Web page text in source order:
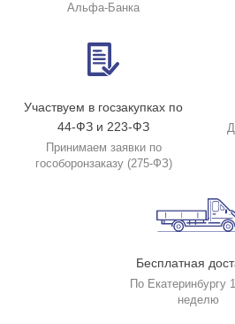
Альфа-Банка
Участвуем в госзакупках по
44-ФЗ и 223-ФЗ
Принимаем заявки по
гособоронзаказу (275-ФЗ)
Бесплатная
По Екатеринбургу
неделю